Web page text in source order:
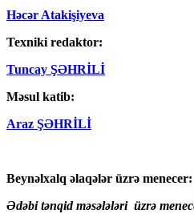
Həcər Atakişiyeva
Texniki redaktor:
Tuncay ŞƏHRİLİ
Məsul katib:
Araz ŞƏHRİLİ
Beynəlxalq əlaqələr üzrə menecer:
Ədəbi tənqid məsələləri üzrə